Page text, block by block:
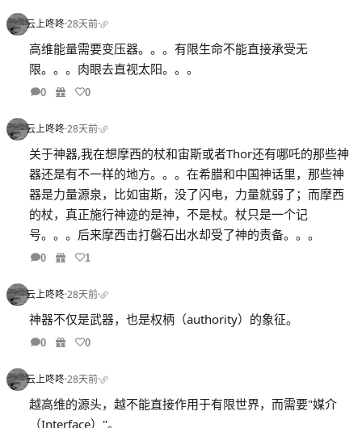
云上咚咚·28天前·
高维能量需要变压器。。。有限生命不能直接承受无
限。。。肉眼去直视太阳。。。
0 0
云上咚咚·28天前·
关于神器,我在想摩西的杖和宙斯或者Thor还有哪吒的那些神
器还是有不一样的地方。。。在希腊和中国神话里，那些神
器是力量源泉，比如宙斯，没了闪电，力量就弱了；而摩西
的杖，真正施行神迹的是神，不是杖。杖只是一个记
号。。。后来摩西击打磐石出水却受了神的责备。。。
0 1
云上咚咚·28天前·
神器不仅是武器，也是权柄（authority）的象征。
0 0
云上咚咚·28天前·
越高维的源头，越不能直接作用于有限世界，而需要"媒介
（Interface）"。